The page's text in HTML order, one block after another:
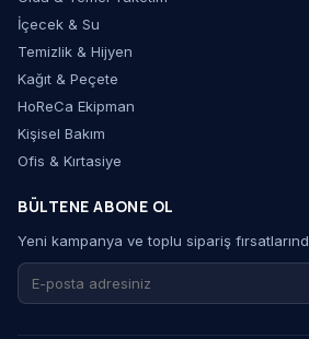
İçecek & Su
Temizlik & Hijyen
Kağıt & Peçete
HoReCa Ekipman
Kişisel Bakım
Ofis & Kırtasiye
BÜLTENE ABONE OL
Yeni kampanya ve toplu sipariş